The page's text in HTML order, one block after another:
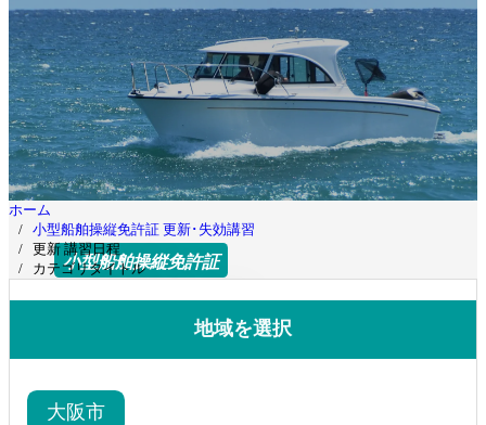
小型船舶操縦免許証
更新 講習日程
ホーム
小型船舶操縦免許証 更新･失効講習
更新 講習日程
カテゴリタイトル
地域を選択
大阪市